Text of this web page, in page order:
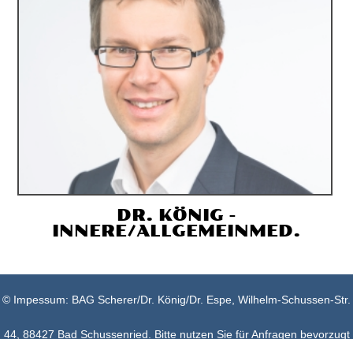
DR. KÖNIG -
INNERE/ALLGEMEINMED.
© Impessum: BAG Scherer/Dr. König/Dr. Espe, Wilhelm-Schussen-Str.
44, 88427 Bad Schussenried. Bitte nutzen Sie für Anfragen bevorzugt